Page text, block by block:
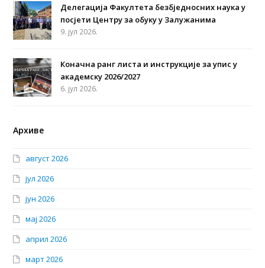
Делегација Факултета безбједносних наука у
посјети Центру за обуку у Залужанима
9. јул 2026.
Коначна ранг листа и инструкције за упис у
академску 2026/2027
6. јул 2026.
Архиве
август 2026
јул 2026
јун 2026
мај 2026
април 2026
март 2026